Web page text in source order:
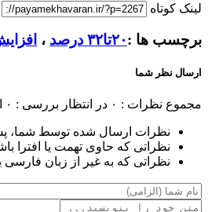
لینک کوتاه
برچسب ها :۲۰تا۳۲ درصد ،
ارسال نظر شما
مجموع نظرات : ۰ در انتظار بررسی : ۰
نظرات ارسال شده توسط شما،
نظراتی که حاوی تهمت یا افترا
نظراتی که به غیر از زبان فارسی